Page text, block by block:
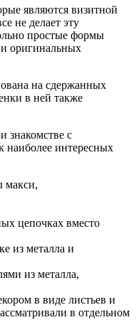
являются визитной
не делает эту
простые формы
оригинальных
на сдержанных
в ней также
знакомстве с
наиболее интересных
макси,
цепочках вместо
из металла и
из металла,
в виде листьев и
в отдельном